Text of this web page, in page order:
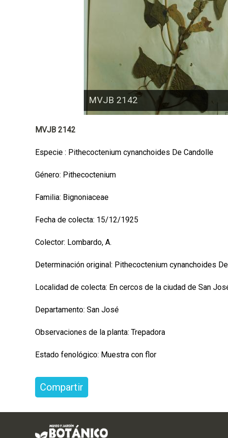
MVJB 2142
MVJB 2142
Especie : Pithecoctenium cynanchoides De Candolle
Género: Pithecoctenium
Familia: Bignoniaceae
Fecha de colecta: 15/12/1925
Colector: Lombardo, A.
Determinación original: Pithecoctenium cynanchoides
Localidad de colecta: En cercos de la ciudad de San
Departamento: San José
Observaciones de la planta: Trepadora
Estado fenológico: Muestra con flor
Compartir